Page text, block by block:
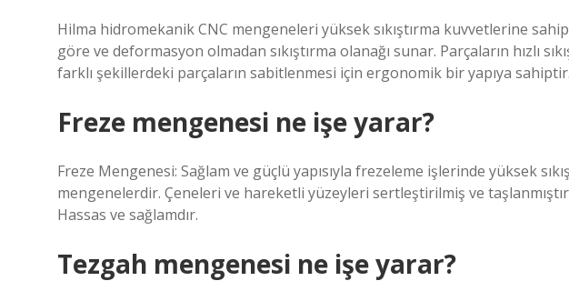
Hilma hidromekanik CNC mengeneleri yüksek sıkıştırma kuvvetlerine
göre ve deformasyon olmadan sıkıştırma olanağı sunar. Parçaların hızlı
farklı şekillerdeki parçaların sabitlenmesi için ergonomik bir yapıya sahiptir.
Freze mengenesi ne işe yarar?
Freze Mengenesi: Sağlam ve güçlü yapısıyla frezeleme işlerinde yüksek
mengenelerdir. Çeneleri ve hareketli yüzeyleri sertleştirilmiş ve
Hassas ve sağlamdır.
Tezgah mengenesi ne işe yarar?